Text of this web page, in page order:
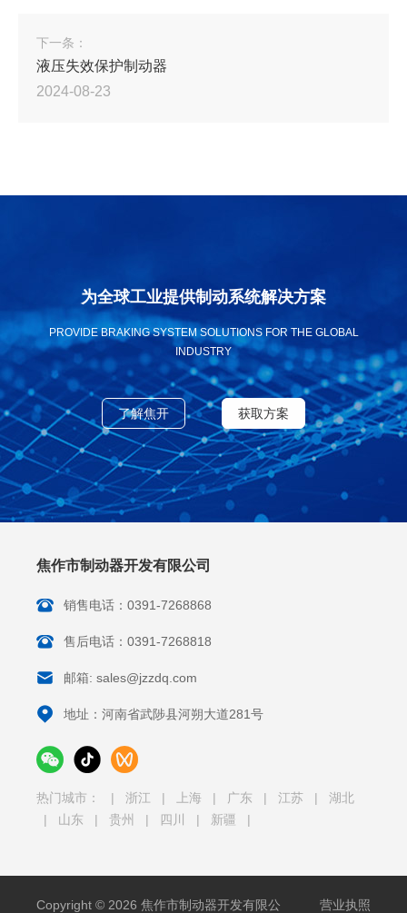
下一条：
液压失效保护制动器
2024-08-23
为全球工业提供制动系统解决方案
PROVIDE BRAKING SYSTEM SOLUTIONS FOR THE GLOBAL
INDUSTRY
了解焦开 获取方案
焦作市制动器开发有限公司
销售电话：0391-7268868
售后电话：0391-7268818
邮箱: sales@jzzdq.com
地址：河南省武陟县河朔大道281号
热门城市： | 浙江 | 上海 | 广东 | 江苏 | 湖北
| 山东 | 贵州 | 四川 | 新疆 |
Copyright © 2026 焦作市制动器开发有限公 营业执照